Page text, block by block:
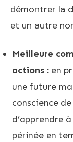
démontrer la
et un autre
Meilleure
actions : en
une future
conscience
d’apprendre
périnée en